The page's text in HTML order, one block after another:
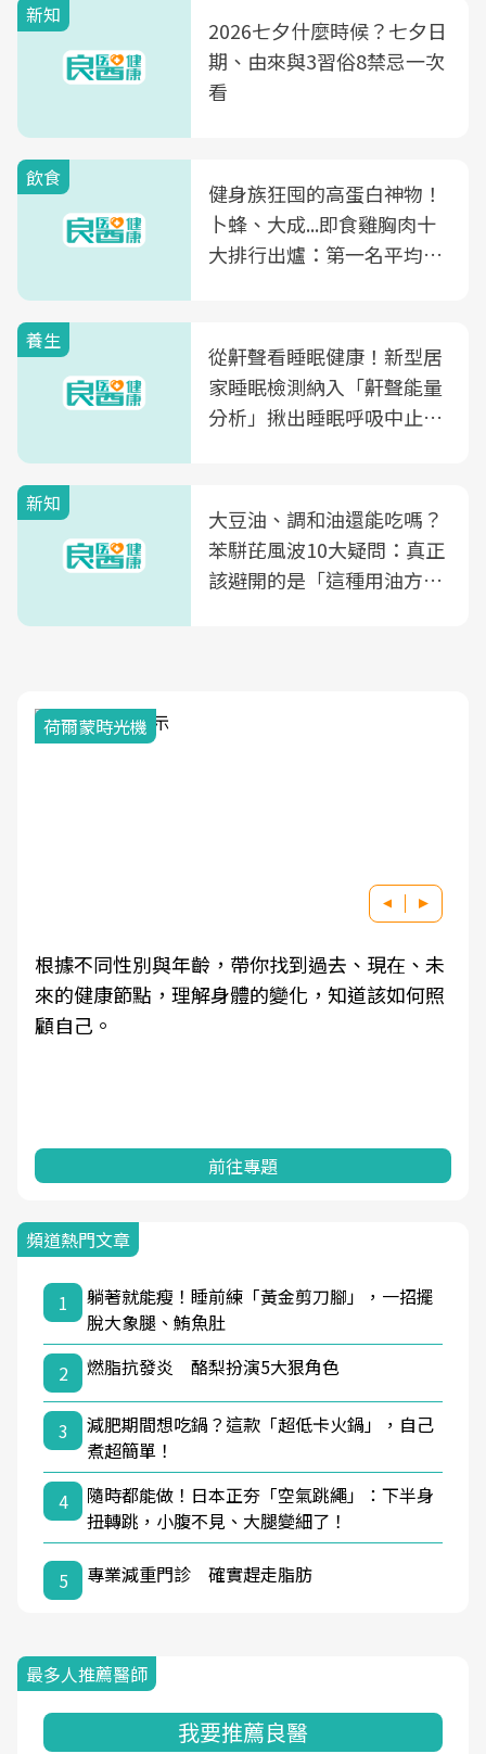
新知
2026七夕什麼時候？七夕日
期、由來與3習俗8禁忌一次
看
飲食
健身族狂囤的高蛋白神物！
卜蜂、大成...即食雞胸肉十
大排行出爐：第一名平均一
養生
從鼾聲看睡眠健康！新型居
家睡眠檢測納入「鼾聲能量
分析」揪出睡眠呼吸中止症
新知
大豆油、調和油還能吃嗎？
苯駢芘風波10大疑問：真正
該避開的是「這種用油方
荷爾蒙時光機
根據不同性別與年齡，帶你找到過去、現在、未
來的健康節點，理解身體的變化，知道該如何照
顧自己。
前往專題
頻道熱門文章
1
躺著就能瘦！睡前練「黃金剪刀腳」，一招擺
脫大象腿、鮪魚肚
2
燃脂抗發炎 酪梨扮演5大狠角色
3
減肥期間想吃鍋？這款「超低卡火鍋」，自己
煮超簡單！
4
隨時都能做！日本正夯「空氣跳繩」：下半身
扭轉跳，小腹不見、大腿變細了！
5 專業減重門診 確實趕走脂肪
最多人推薦醫師
我要推薦良醫